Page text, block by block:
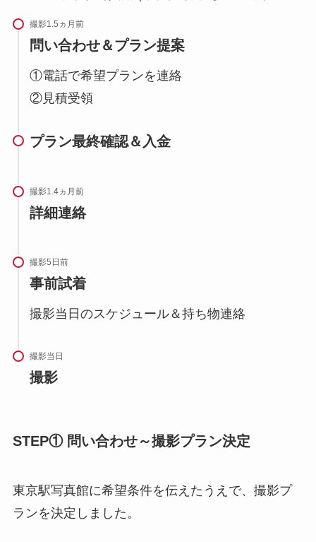
撮影1.5ヵ月前
問い合わせ＆プラン提案
①電話で希望プランを連絡
②見積受領
プラン最終確認＆入金
撮影1.4ヵ月前
詳細連絡
撮影5日前
事前試着
撮影当日のスケジュール＆持ち物連絡
撮影当日
撮影
STEP① 問い合わせ～撮影プラン決定
東京駅写真館に希望条件を伝えたうえで、撮影プ
ランを決定しました。